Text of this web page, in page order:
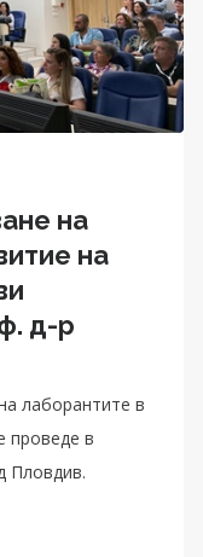
на
на
д-р
лаборантите в
проведе в
Пловдив.